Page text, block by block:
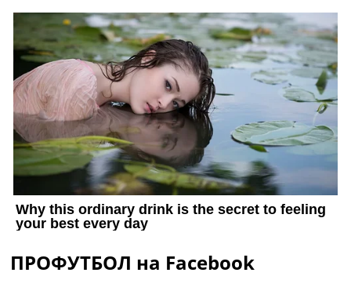
ПРОФУТБОЛ на Facebook